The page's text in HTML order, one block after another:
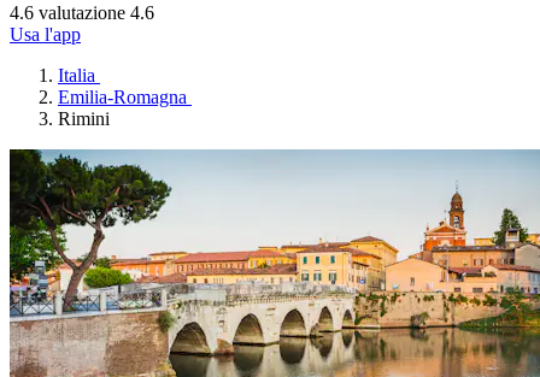
4.6 valutazione 4.6
Usa l'app
Italia
Emilia-Romagna
Rimini